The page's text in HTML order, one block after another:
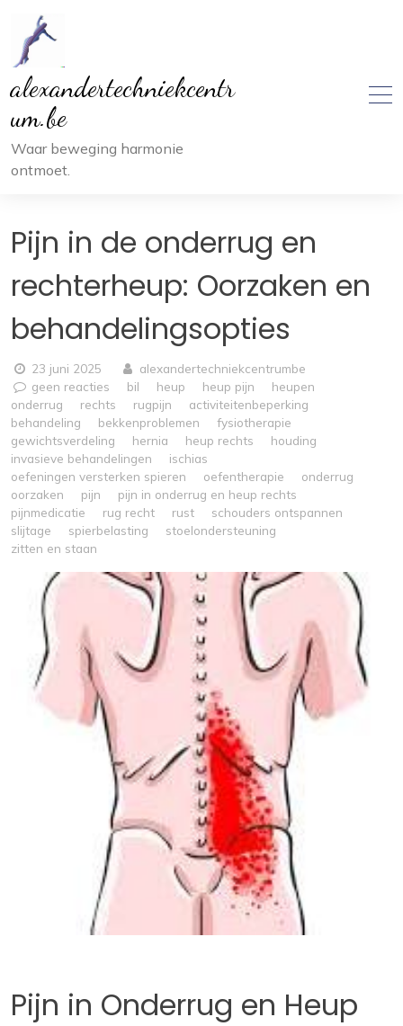
inhoud
alexandertechniekcentr
um.be
Waar beweging harmonie
ontmoet.
Pijn in de onderrug en
rechterheup: Oorzaken en
behandelingsopties
23 juni 2025
alexandertechniekcentrumbe
geen reacties
bil heup heup pijn
heupen
onderrug
rechts rugpijn
activiteitenbeperking
behandeling
bekkenproblemen
fysiotherapie
gewichtsverdeling
hernia heup rechts
houding
invasieve behandelingen
ischias
oefeningen versterken spieren
oefentherapie
onderrug
oorzaken
pijn
pijn in onderrug en heup rechts
pijnmedicatie
rug recht rust
schouders ontspannen
slijtage
spierbelasting
stoelondersteuning
zitten en staan
Pijn in Onderrug en Heup